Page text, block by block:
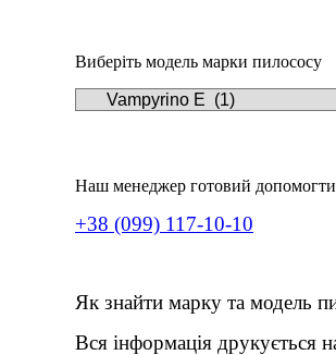
Виберіть модель марки пилососу
Наш менеджер готовий
+38 (099) 117-10-10
Як знайти марку та модель
Вся інформація друкується